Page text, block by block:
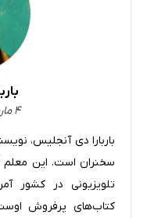
۴ مارس ۱۹۵۱ - آمریکایی
باربارا دی آنجلیس،
سخنران است. این
تلویزیونی در کشور
کتاب‌های پرفروش